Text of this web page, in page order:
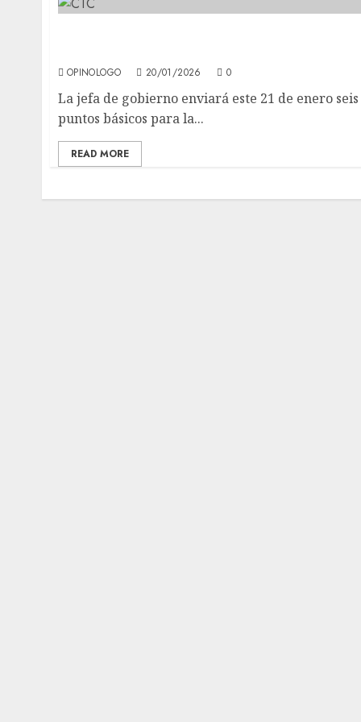
OPINOLOGO 20/01/2026 0
La jefa de gobierno enviará este 21 de enero seis
puntos básicos para la...
READ MORE